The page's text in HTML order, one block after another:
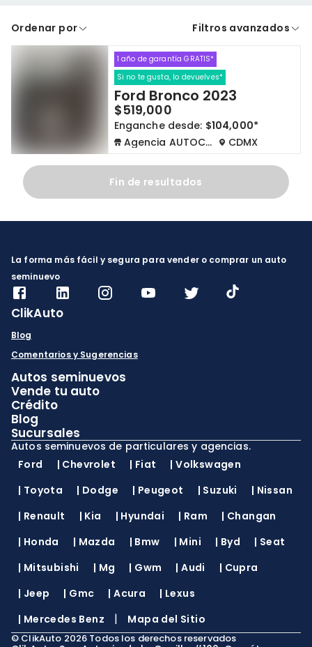
A crédito De contado
Cdmx y Edo Mex Querétaro
Borrar todo
Ordenar por Filtros avanzados
1 año de garantía GRATIS*
Si no te gusta, lo devuelves*
Ford Bronco 2023
$519,000
Enganche desde: $104,000*
Agencia AUTOCOM
CDMX
Fin de resultados
La forma más fácil y segura para vender o comprar un auto
seminuevo
ClikAuto
Blog
Comentarios y Sugerencias
Autos seminuevos
Vende tu auto
Crédito
Blog
Sucursales
Autos seminuevos de particulares y agencias.
Ford
| Chevrolet | Fiat |Volkswagen
| Toyota | Dodge | Peugeot | Suzuki | Nissan
| Renault | Kia | Hyundai | Ram | Changan
| Honda | Mazda | Bmw | Mini | Byd | Seat
| Mitsubishi | Mg | Gwm |Audi | Cupra
| Jeep | Gmc |Acura | Lexus
| Mercedes Benz | Mapa del Sitio
© ClikAuto 2026 Todos los derechos reservados